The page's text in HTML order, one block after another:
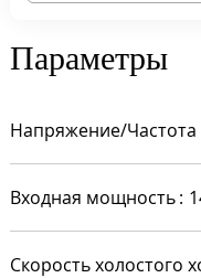
Параметры
Напряжение/Частота
Входная мощность
Скорость холостого